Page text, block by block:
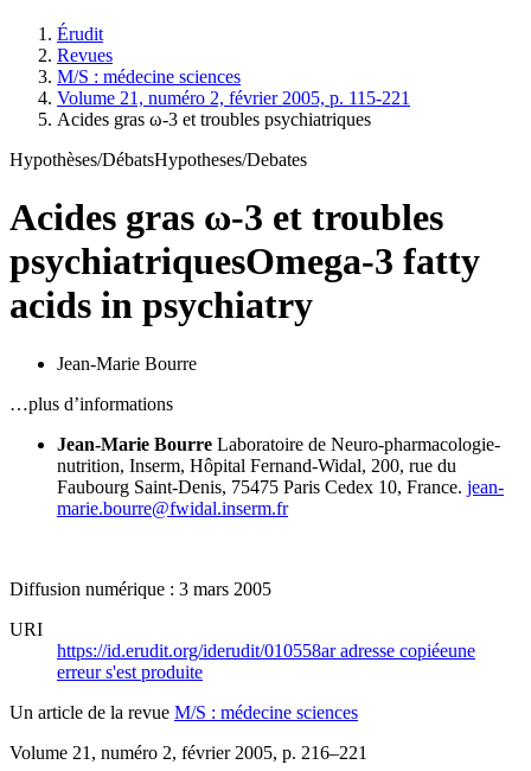
Érudit
Revues
M/S : médecine sciences
Volume 21, numéro 2, février 2005, p. 115-221
Acides gras ω-3 et troubles psychiatriques
Hypothèses/DébatsHypotheses/Debates
Acides gras ω-3 et troubles
psychiatriquesOmega-3 fatty
acids in psychiatry
Jean-Marie Bourre
…plus d’informations
Jean-Marie Bourre Laboratoire de Neuro-pharmacologie-
nutrition, Inserm, Hôpital Fernand-Widal, 200, rue du
Faubourg Saint-Denis, 75475 Paris Cedex 10, France. jean-
marie.bourre@fwidal.inserm.fr
Diffusion numérique : 3 mars 2005
URI
https://id.erudit.org/iderudit/010558aradresse copiéeune
erreur s'est produite
Un article de la revue M/S : médecine sciences
Volume 21, numéro 2, février 2005, p. 216–221